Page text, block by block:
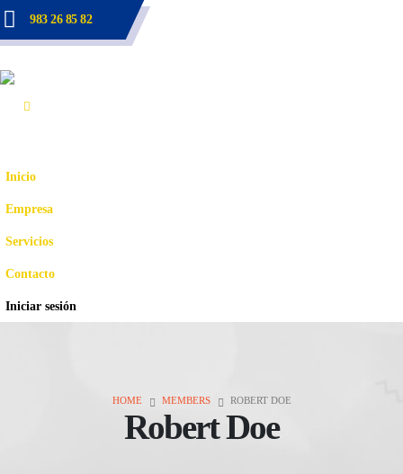
983 26 85 82
Inicio
Empresa
Servicios
Contacto
Iniciar sesión
HOME MEMBERS ROBERT DOE
Robert Doe